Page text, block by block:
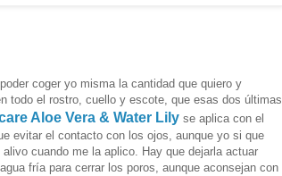
coger yo misma la cantidad que quiero y
todo el rostro, cuello y escote, que esas dos últimas
Aloe Vera & Water Lily se aplica con el
evitar el contacto con los ojos, aunque yo si que
cuando me la aplico. Hay que dejarla actuar
fría para cerrar los poros, aunque aconsejan con